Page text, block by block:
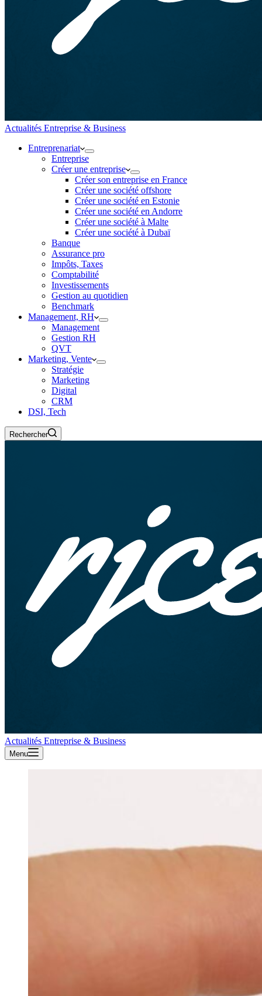
Actualités Entreprise & Business
Entreprenariat
Entreprise
Créer une entreprise
Créer son entreprise en France
Créer une société offshore
Créer une société en Estonie
Créer une société en Andorre
Créer une société à Malte
Créer une société à Dubaï
Banque
Assurance pro
Impôts, Taxes
Comptabilité
Investissements
Gestion au quotidien
Benchmark
Management, RH
Management
Gestion RH
QVT
Marketing, Vente
Stratégie
Marketing
Digital
CRM
DSI, Tech
Rechercher
Actualités Entreprise & Business
Menu